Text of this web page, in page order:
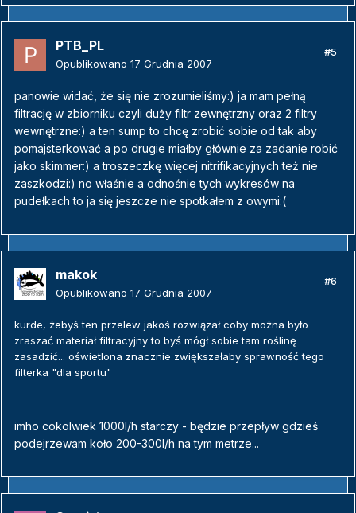
PTB_PL
Opublikowano 17 Grudnia 2007
#5
panowie widać, że się nie zrozumieliśmy:) ja mam pełną
filtrację w zbiorniku czyli duży filtr zewnętrzny oraz 2 filtry
wewnętrzne:) a ten sump to chcę zrobić sobie od tak aby
pomajsterkować a po drugie miałby głównie za zadanie robić
jako skimmer:) a troszeczkę więcej nitrifikacyjnych też nie
zaszkodzi:) no właśnie a odnośnie tych wykresów na
pudełkach to ja się jeszcze nie spotkałem z owymi:(
makok
Opublikowano 17 Grudnia 2007
#6
kurde, żebyś ten przelew jakoś rozwiązał coby można było
zraszać materiał filtracyjny to byś mógł sobie tam roślinę
zasadzić... oświetlona znacznie zwiększałaby sprawność tego
filterka "dla sportu"
imho cokolwiek 1000l/h starczy - będzie przepływ gdzieś
podejrzewam koło 200-300l/h na tym metrze...